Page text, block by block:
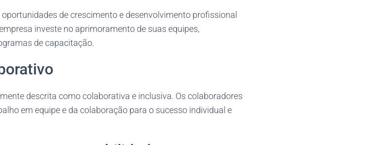
de crescimento e desenvolvimento profissional
investe no aprimoramento de suas equipes,
de capacitação.
descrita como colaborativa e inclusiva. Os colaboradores
em equipe e da colaboração para o sucesso individual e